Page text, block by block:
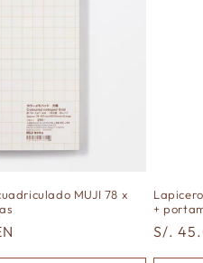
MUJI 78 x
+
Precio
S/.